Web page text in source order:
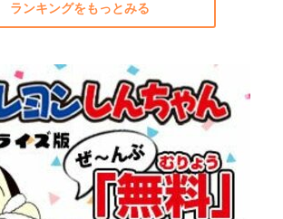
ランキングをもっとみる